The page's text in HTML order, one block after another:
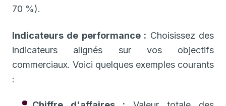
70 %).
Indicateurs de performance : Choisissez des
indicateurs alignés sur vos objectifs
commerciaux. Voici quelques exemples courants
: